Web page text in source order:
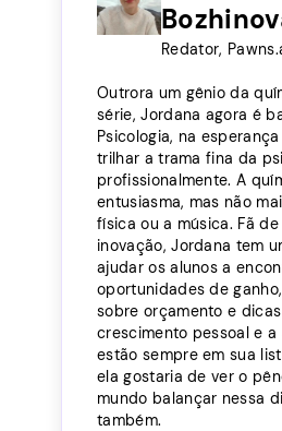
Redator,
Outrora um gênio da
série, Jordana agora é
Psicologia, na
trilhar a trama fina da
profissionalmente. A
entusiasma, mas não
física ou a música. Fã
inovação, Jordana tem
ajudar os alunos a
oportunidades de
sobre orçamento e
crescimento pessoal e
estão sempre em sua
ela gostaria de ver o
mundo balançar nessa
também.